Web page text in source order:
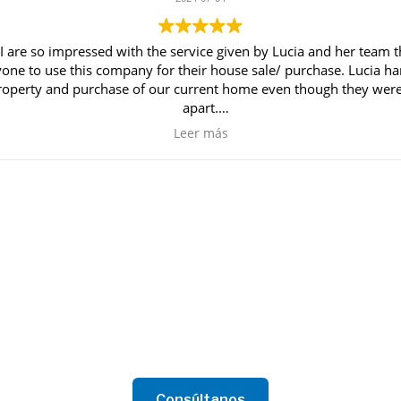
are so impressed with the service given by Lucia and her team
to use this company for their house sale/ purchase. Lucia
of our current home even though they were some distance
apart.
Friendly service and never to busy to respond to any queries.
Leer más